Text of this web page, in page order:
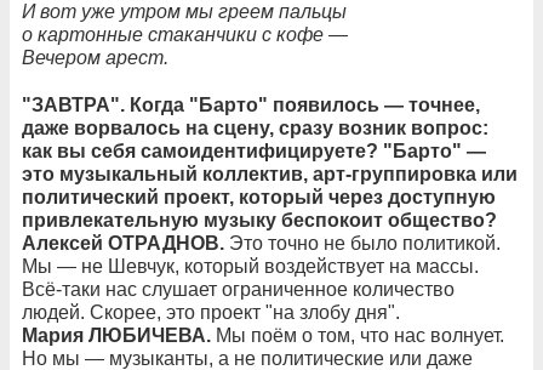
И вот уже утром мы греем пальцы
о картонные стаканчики с кофе —
Вечером арест.
"ЗАВТРА". Когда "Барто" появилось — точнее,
даже ворвалось на сцену, сразу возник вопрос:
как вы себя самоидентифицируете? "Барто" —
это музыкальный коллектив, арт-группировка или
политический проект, который через доступную
привлекательную музыку беспокоит общество?
Алексей ОТРАДНОВ. Это точно не было политикой.
Мы — не Шевчук, который воздействует на массы.
Всё-таки нас слушает ограниченное количество
людей. Скорее, это проект "на злобу дня".
Мария ЛЮБИЧЕВА. Мы поём о том, что нас волнует.
Но мы — музыканты, а не политические или даже